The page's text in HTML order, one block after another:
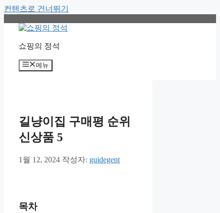
컨텐츠로 건너뛰기
쇼핑의 정석
메뉴
길냥이집 구매평 순위
신상품 5
1월 12, 2024 작성자: guidegent
목차